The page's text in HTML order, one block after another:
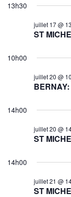
13h30
ST
juillet 17 @
10h00
juillet 20 @
14h00
ST
juillet 20 @
14h00
ST
juillet 21 @